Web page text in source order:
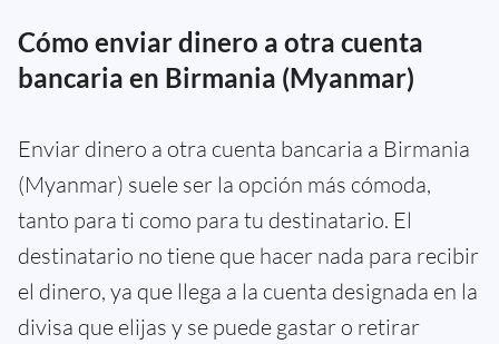
Cómo enviar dinero a otra cuenta
bancaria en Birmania (Myanmar)
Enviar dinero a otra cuenta bancaria a Birmania
(Myanmar) suele ser la opción más cómoda,
tanto para ti como para tu destinatario. El
destinatario no tiene que hacer nada para recibir
el dinero, ya que llega a la cuenta designada en la
divisa que elijas y se puede gastar o retirar